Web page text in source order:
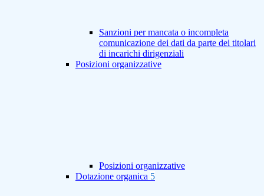
Sanzioni per mancata o incompleta
comunicazione dei dati da parte dei titolari
di incarichi dirigenziali
Posizioni organizzative
Posizioni organizzative
Dotazione organica 5